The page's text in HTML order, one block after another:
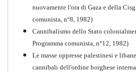
Perchè la Russia non era
comunista
Quaderno n°10
nuovamente l'ora di Gaza e della
comunista, n°8, 1982)
Cannibalismo dello Stato
Programma comunista, n°12, 1982)
Le masse oppresse palestinesi e
cannibali dell'ordine borghese